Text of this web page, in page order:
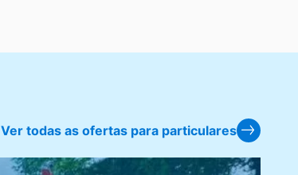
Ver todas as ofertas para particulares